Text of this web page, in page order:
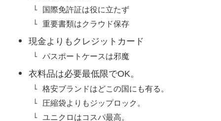
国際免許証は役に立たず
重要書類はクラウド保存
現金よりもクレジットカード
パスポートケースは邪魔
衣料品は必要最低限でOK。
格安ブランドはどこの国にも有る。
圧縮袋よりもジップロック。
ユニクロはコスパ最高。